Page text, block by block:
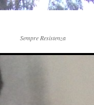
Sempre Resistenza